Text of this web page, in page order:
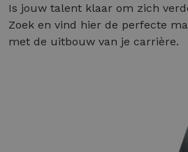
Is jouw talent klaar om zich
Zoek en vind hier de perfecte
met de uitbouw van je carrière.